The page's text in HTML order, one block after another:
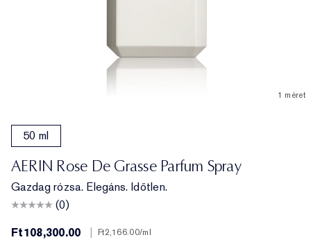
1 méret
50 ml
AERIN Rose De Grasse Parfum Spray
Gazdag rózsa. Elegáns. Időtlen.
(0)
Ft108,300.00
Ft2,166.00/ml